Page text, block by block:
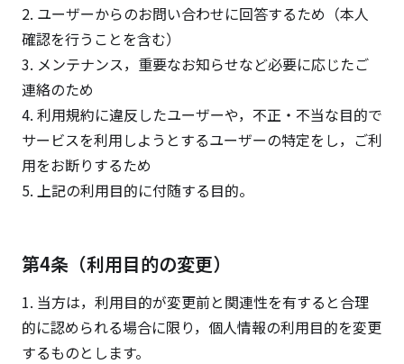
2. ユーザーからのお問い合わせに回答するため（本人
確認を行うことを含む）
3. メンテナンス，重要なお知らせなど必要に応じたご
連絡のため
4. 利用規約に違反したユーザーや，不正・不当な目的で
サービスを利用しようとするユーザーの特定をし，ご利
用をお断りするため
5. 上記の利用目的に付随する目的。
第4条（利用目的の変更）
1. 当方は，利用目的が変更前と関連性を有すると合理
的に認められる場合に限り，個人情報の利用目的を変更
するものとします。